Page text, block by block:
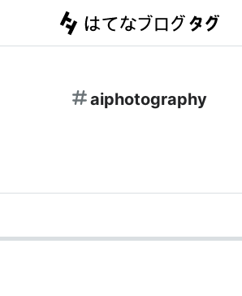
aiphotography